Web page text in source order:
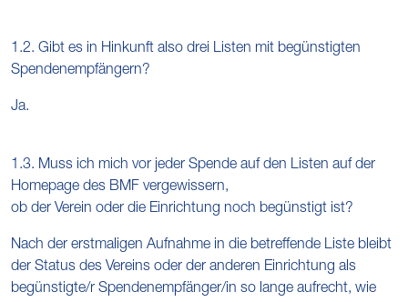
1.2. Gibt es in Hinkunft also drei Listen mit begünstigten
Spendenempfängern?
Ja.
1.3. Muss ich mich vor jeder Spende auf den Listen auf der
Homepage des BMF vergewissern,
ob der Verein oder die Einrichtung noch begünstigt ist?
Nach der erstmaligen Aufnahme in die betreffende Liste bleibt
der Status des Vereins oder der anderen Einrichtung als
begünstigte/r Spendenempfänger/in so lange aufrecht, wie